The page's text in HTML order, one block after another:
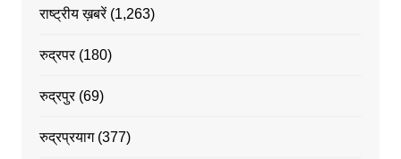
राष्ट्रीय ख़बरें(1,263)
रुद्रपर(180)
रुद्रपुर(69)
रुद्रप्रयाग(377)